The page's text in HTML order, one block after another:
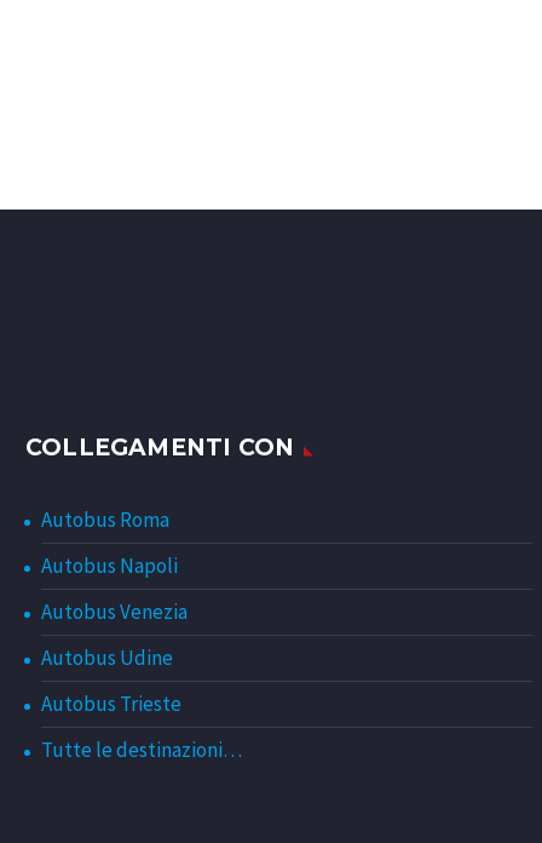
COLLEGAMENTI CON
Autobus Roma
Autobus Napoli
Autobus Venezia
Autobus Udine
Autobus Trieste
Tutte le destinazioni…